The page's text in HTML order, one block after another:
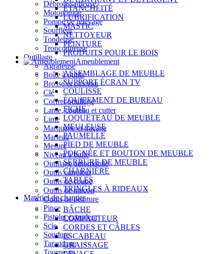
Débroussailleuse
Motopompe
Pompe de relevage
Souffleur
Tondeuse
Tronçonneuse
Outillage
Agrafeuse
Boîte à outils
Brosse et pinceau
Clé
Coffret outillage
Lame, couteau et cutter
Lime
Marquage et traçage
Marteau
Mesure
Niveau à bulle
Outillage automobile
Outils carreleur
Outils de coupe
Outils de maçon
Outils de peinture
Pince
Pistolet extrudeur
Scie
Soudure
Taraudage
Tournevis
ÉTANCHÉITÉ
LUBRIFICATION
MASTIC
NETTOYEUR
PEINTURE
PRODUITS POUR LE BOIS
Ameublement
ASSEMBLAGE DE MEUBLE
SUPPORT ÉCRAN TV
COULISSE
ÉQUIPEMENT DE BUREAU
FICHE
LOQUETEAU DE MEUBLE
MEULEUSE
PAUMELLE
PIED DE MEUBLE
POIGNÉE ET BOUTON DE MEUBLE
SERRURE DE MEUBLE
CHARNIÈRE
TABLES
TRINGLES À RIDEAUX
Matériel de chantier
BÂCHE
COMPACTEUR
CORDES ET CÂBLES
ESCABEAU
GRAISSAGE